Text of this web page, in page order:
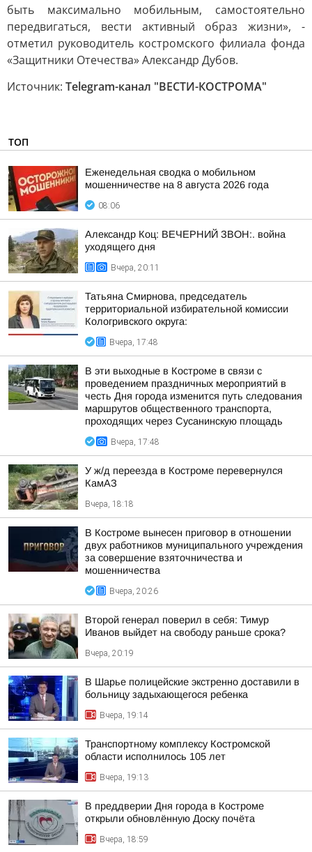
быть максимально мобильным, самостоятельно
передвигаться, вести активный образ жизни», -
отметил руководитель костромского филиала фонда
«Защитники Отечества» Александр Дубов.
Источник: Telegram-канал "ВЕСТИ-КОСТРОМА"
ТОП
Еженедельная сводка о мобильном
мошенничестве на 8 августа 2026 года
08:06
Александр Коц: ВЕЧЕРНИЙ ЗВОН:. война
уходящего дня
Вчера, 20:11
Татьяна Смирнова, председатель
территориальной избирательной комиссии
Кологривского округа:
Вчера, 17:48
В эти выходные в Костроме в связи с
проведением праздничных мероприятий в
честь Дня города изменится путь следования
маршрутов общественного транспорта,
проходящих через Сусанинскую площадь
Вчера, 17:48
У ж/д переезда в Костроме перевернулся
КамАЗ
Вчера, 18:18
В Костроме вынесен приговор в отношении
двух работников муниципального учреждения
за совершение взяточничества и
мошенничества
Вчера, 20:26
Второй генерал поверил в себя: Тимур
Иванов выйдет на свободу раньше срока?
Вчера, 20:19
В Шарье полицейские экстренно доставили в
больницу задыхающегося ребенка
Вчера, 19:14
Транспортному комплексу Костромской
области исполнилось 105 лет
Вчера, 19:13
В преддверии Дня города в Костроме
открыли обновлённую Доску почёта
Вчера, 18:59